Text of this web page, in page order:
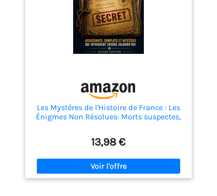
Les Mystères de l'Histoire de France : Les
Énigmes Non Résolues: Morts suspectes,
officielle préfère oublier
13,98 €